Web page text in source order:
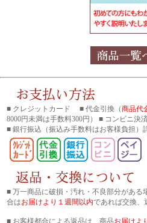
■ クレジットカード ■ 代金引換（商品代
8000円未満は手数料300円） ■ コンビニ
■ 銀行振込 （振込み手数料はお客様負担）
■ 万一商品に破損・汚れ・不良部分がある
合はお届けより１週間以内であれば交換、
■ お客様都合による返品は、商品お届けよ